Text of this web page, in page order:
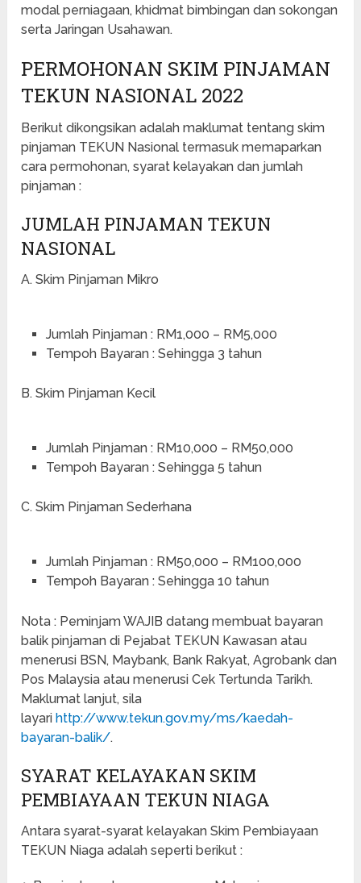
modal perniagaan, khidmat bimbingan dan sokongan
serta Jaringan Usahawan.
PERMOHONAN SKIM PINJAMAN
TEKUN NASIONAL 2022
Berikut dikongsikan adalah maklumat tentang skim
pinjaman TEKUN Nasional termasuk memaparkan
cara permohonan, syarat kelayakan dan jumlah
pinjaman :
JUMLAH PINJAMAN TEKUN
NASIONAL
A. Skim Pinjaman Mikro
Jumlah Pinjaman : RM1,000 – RM5,000
Tempoh Bayaran : Sehingga 3 tahun
B. Skim Pinjaman Kecil
Jumlah Pinjaman : RM10,000 – RM50,000
Tempoh Bayaran : Sehingga 5 tahun
C. Skim Pinjaman Sederhana
Jumlah Pinjaman : RM50,000 – RM100,000
Tempoh Bayaran : Sehingga 10 tahun
Nota : Peminjam WAJIB datang membuat bayaran
balik pinjaman di Pejabat TEKUN Kawasan atau
menerusi BSN, Maybank, Bank Rakyat, Agrobank dan
Pos Malaysia atau menerusi Cek Tertunda Tarikh.
Maklumat lanjut, sila
layarihttp://www.tekun.gov.my/ms/kaedah-
bayaran-balik/.
SYARAT KELAYAKAN SKIM
PEMBIAYAAN TEKUN NIAGA
Antara syarat-syarat kelayakan Skim Pembiayaan
TEKUN Niaga adalah seperti berikut :